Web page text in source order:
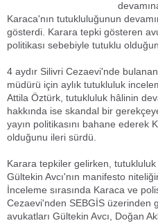
Karaca'nın tutukluluğunun
gösterdi. Karara tepki gösteren
politikası sebebiyle tutuklu
4 aydır Silivri Cezaevi'nde
müdürü için aylık tutukluluk
Attila Öztürk, tutukluluk hâlinin
hakkında ise skandal bir
yayın politikasını bahane ederek
olduğunu ileri sürdü.
Karara tepkiler gelirken,
Gültekin Avcı'nın manifesto
İnceleme sırasında Karaca ve
Cezaevi'nden SEBGİS üzerinden
avukatları Gültekin Avcı, Doğan